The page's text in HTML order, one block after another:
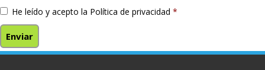
He leído y acepto la Política de privacidad *